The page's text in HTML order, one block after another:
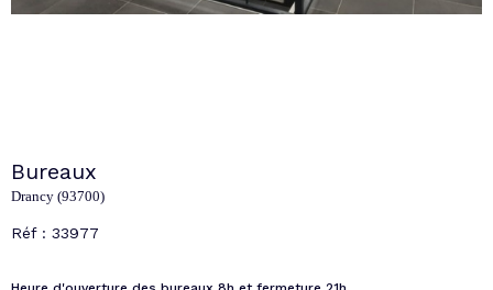
Bureaux
Drancy (93700)
Réf : 33977